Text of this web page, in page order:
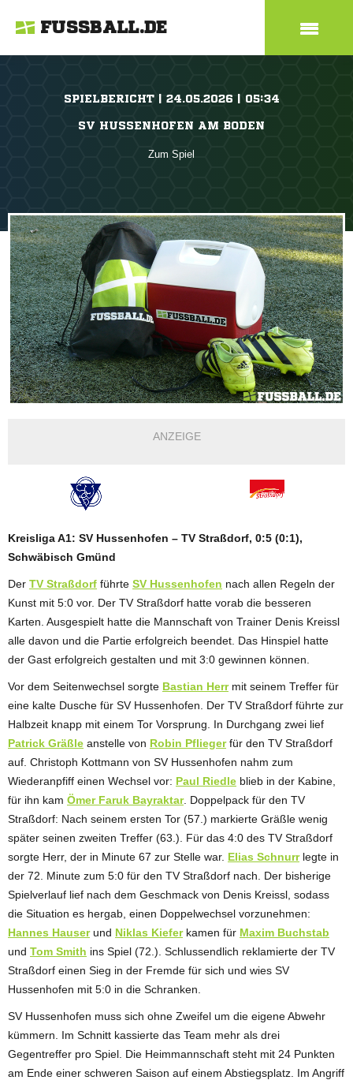
FUSSBALL.DE
SPIELBERICHT | 24.05.2026 | 05:34
SV HUSSENHOFEN AM BODEN
Zum Spiel
ANZEIGE
Kreisliga A1: SV Hussenhofen – TV Straßdorf, 0:5 (0:1),
Schwäbisch Gmünd
Der TV Straßdorf führte SV Hussenhofen nach allen Regeln der
Kunst mit 5:0 vor. Der TV Straßdorf hatte vorab die besseren
Karten. Ausgespielt hatte die Mannschaft von Trainer Denis Kreissl
alle davon und die Partie erfolgreich beendet. Das Hinspiel hatte
der Gast erfolgreich gestalten und mit 3:0 gewinnen können.
Vor dem Seitenwechsel sorgte Bastian Herrmit seinem Treffer für
eine kalte Dusche für SV Hussenhofen. Der TV Straßdorf führte zur
Halbzeit knapp mit einem Tor Vorsprung. In Durchgang zwei lief
Patrick Gräßle anstelle von Robin Pfliegerfür den TV Straßdorf
auf. Christoph Kottmann von SV Hussenhofen nahm zum
Wiederanpfiff einen Wechsel vor: Paul Riedle blieb in der Kabine,
für ihn kam Ömer Faruk Bayraktar. Doppelpack für den TV
Straßdorf: Nach seinem ersten Tor (57.) markierte Gräßle wenig
später seinen zweiten Treffer (63.). Für das 4:0 des TV Straßdorf
sorgte Herr, der in Minute 67 zur Stelle war. Elias Schnurrlegte in
der 72. Minute zum 5:0 für den TV Straßdorf nach. Der bisherige
Spielverlauf lief nach dem Geschmack von Denis Kreissl, sodass
die Situation es hergab, einen Doppelwechsel vorzunehmen:
Hannes Hauserund Niklas Kieferkamen für Maxim Buchstab
und Tom Smith ins Spiel (72.). Schlussendlich reklamierte der TV
Straßdorf einen Sieg in der Fremde für sich und wies SV
Hussenhofen mit 5:0 in die Schranken.
SV Hussenhofen muss sich ohne Zweifel um die eigene Abwehr
kümmern. Im Schnitt kassierte das Team mehr als drei
Gegentreffer pro Spiel. Die Heimmannschaft steht mit 24 Punkten
am Ende einer schweren Saison auf einem Abstiegsplatz. Im Angriff